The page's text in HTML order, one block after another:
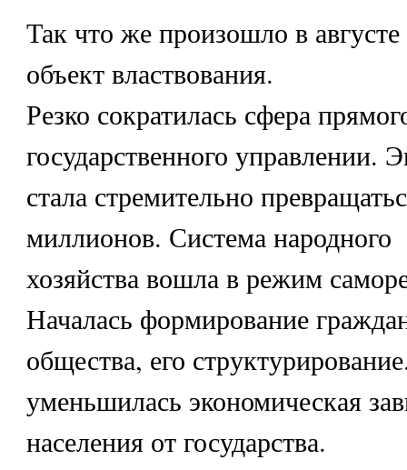
Так что же произошло в
объект властвования.
Резко сократилась сфера
государственного управлении.
стала стремительно
миллионов. Система народного
хозяйства вошла в режим
Началась формирование
общества, его
уменьшилась экономическая
населения от государства.